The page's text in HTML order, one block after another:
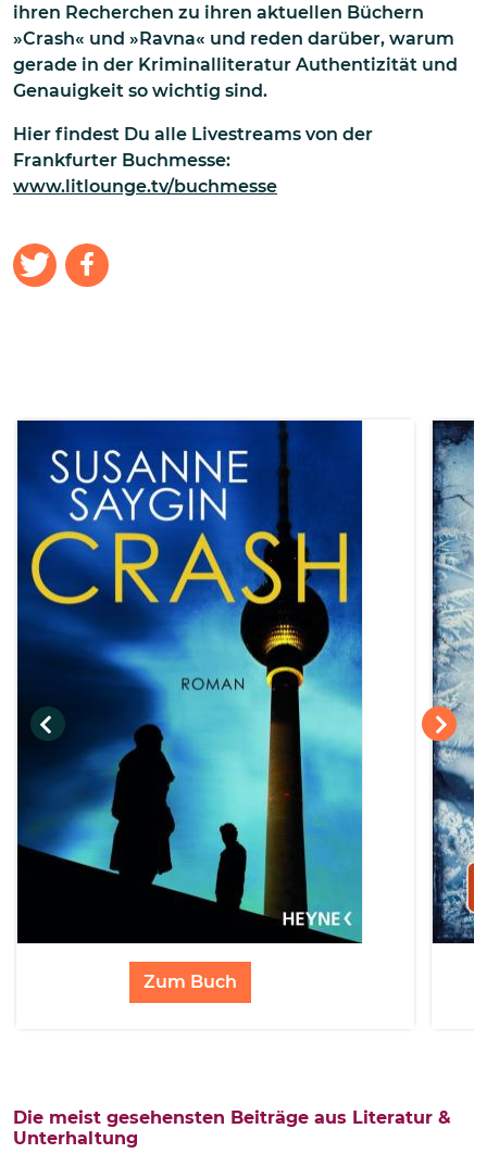
ihren Recherchen zu ihren aktuellen Büchern
»Crash« und »Ravna« und reden darüber, warum
gerade in der Kriminalliteratur Authentizität und
Genauigkeit so wichtig sind.
Hier findest Du alle Livestreams von der
Frankfurter Buchmesse:
www.litlounge.tv/buchmesse
Zum Buch
Die meist gesehensten Beiträge aus Literatur &
Unterhaltung